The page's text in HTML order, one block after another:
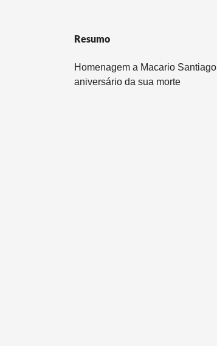
Resumo
Homenagem a Macario
aniversário da sua morte